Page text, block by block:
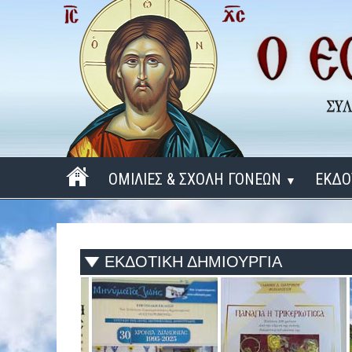
ΟΜΙΛΙΕΣ & ΣΧΟΛΗ ΓΟΝΕΩΝ ▼
ΠΕΡΙΟΔΟΣ 2025 - 2026
ΠΕΡΙΟΔΟΣ 2024 - 2025
ΠΕΡΙΟΔΟΣ 2023 - 2024
ΠΕΡΙΟΔΟΣ 2022 - 2023
ΕΚΔΟΤΙΚΗ ΔΗΜΙΟΥΡΓΙΑ